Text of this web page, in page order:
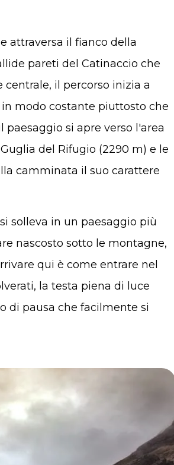
attraversa il fianco della
pareti del Catinaccio che
il percorso inizia a
modo costante piuttosto che
si apre verso l'area
del Rifugio (2290 m) e le
camminata il suo carattere
solleva in un paesaggio più
nascosto sotto le montagne,
qui è come entrare nel
la testa piena di luce
di pausa che facilmente si